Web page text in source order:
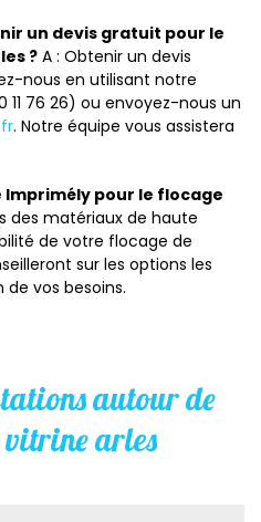
un devis gratuit pour le
? A : Obtenir un devis
nous en utilisant notre
76 26) ou envoyez-nous un
. Notre équipe vous assistera
Imprimély pour le flocage
des matériaux de haute
de votre flocage de
sur les options les
vos besoins.
autour de
arles